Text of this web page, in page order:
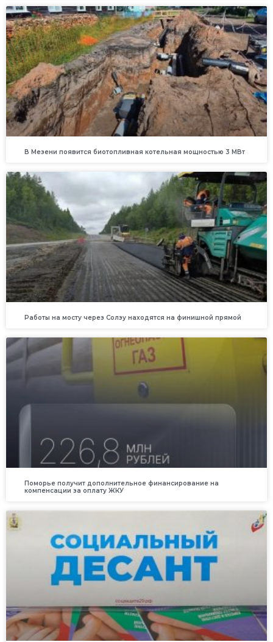
В Мезени появится биотопливная котельная мощностью 3 МВт
Работы на мосту через Солзу находятся на финишной прямой
Поморье получит дополнительное финансирование на
компенсации за оплату ЖКУ